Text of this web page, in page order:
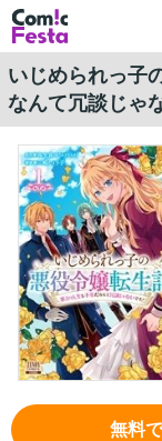
いじめられっ子
なんて冗談じゃ
無料